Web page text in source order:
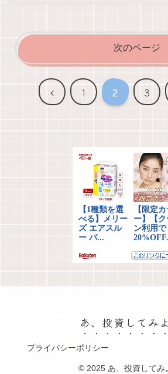
次のページ
前
1 2 3
あ、投資してみ
プライバシーポリシー
© 2025 あ、投資してみ